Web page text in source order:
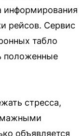
информирования
рейсов. Сервис
табло
положенные
стресса,
объявляется